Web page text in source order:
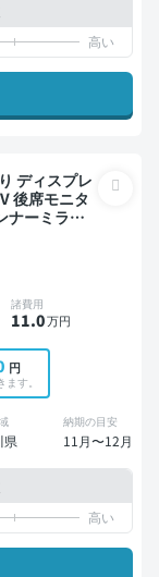
後席モニタ
ナーミラー
軽減
諸費用
11.0万円
円
す。
県
納期の目安
11月〜12月